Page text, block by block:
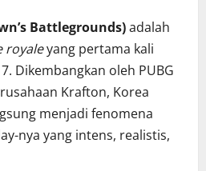
Battlegrounds)adalah
royaleyang pertama kali
Dikembangkan oleh PUBG
Krafton, Korea
menjadi fenomena
nya yang intens, realistis,